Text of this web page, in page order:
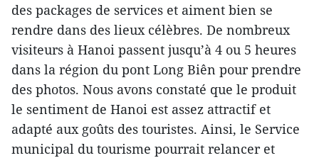
des packages de services et aiment bien se
rendre dans des lieux célèbres. De nombreux
visiteurs à Hanoi passent jusqu’à 4 ou 5 heures
dans la région du pont Long Biên pour prendre
des photos. Nous avons constaté que le produit
le sentiment de Hanoi est assez attractif et
adapté aux goûts des touristes. Ainsi, le Service
municipal du tourisme pourrait relancer et